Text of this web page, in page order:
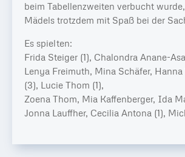
beim Tabellenzweiten verbucht
Mädels trotzdem mit Spaß bei der
Es spielten:
Frida Steiger (1), Chalondra Anane-
Lenya Freimuth, Mina Schäfer,
(3), Lucie Thom (1),
Zoena Thom, Mia Kaffenberger, Ida
Jonna Lauffher, Cecilia Antona (1),